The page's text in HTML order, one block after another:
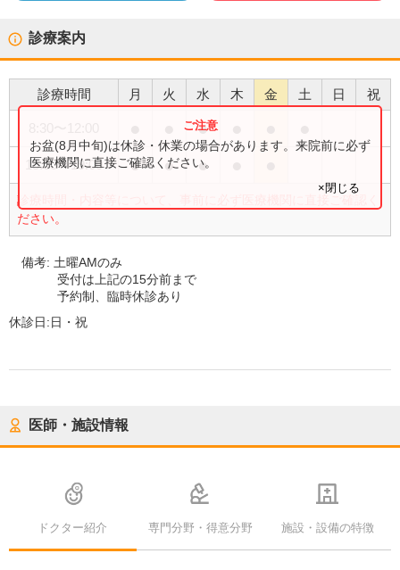
診療案内
診療時間 月 火 水 木 金 土 日 祝
●
15:00〜19:00 ● ● ●
診療時間・内容等について、事前に必ず医療機関に直接ご確認く
ださい。
お盆(8月中旬)は休診・休業の場合があります。来院前に必ず
医療機関に直接ご確認ください。
×閉じる
備考: 土曜AMのみ
受付は上記の15分前まで
予約制、臨時休診あり
休診日:日・祝
医師・施設情報
ドクター紹介 専門分野・得意分野 施設・設備の特徴